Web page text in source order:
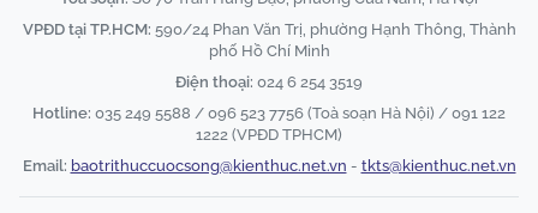
VPĐD tại TP.HCM: 590/24 Phan Văn Trị, phường Hạnh Thông, Thành
phố Hồ Chí Minh
Điện thoại: 024 6 254 3519
Hotline: 035 249 5588 / 096 523 7756 (Toà soạn Hà Nội) / 091 122
1222 (VPĐD TPHCM)
Email: baotrithuccuocsong@kienthuc.net.vn - tkts@kienthuc.net.vn